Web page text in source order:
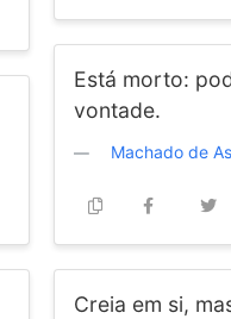
Está morto:
vontade.
Machado de
Creia em si,